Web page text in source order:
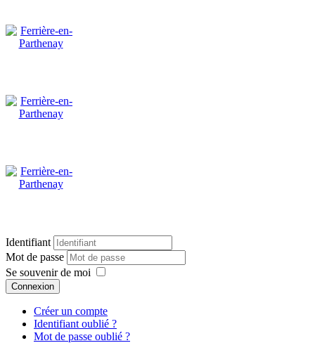
Identifiant
Mot de passe
Se souvenir de moi
Connexion
Créer un compte
Identifiant oublié ?
Mot de passe oublié ?